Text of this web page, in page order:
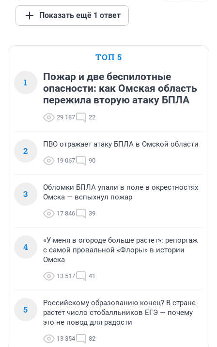
Показать ещё 1 ответ
ТОП 5
1
Пожар и две беспилотные
опасности: как Омская область
пережила вторую атаку БПЛА
29 187 22
2
ПВО отражает атаку БПЛА в Омской области
19 067 90
3
Обломки БПЛА упали в поле в окрестностях
Омска — вспыхнул пожар
17 846 39
4
«У меня в огороде больше растет»: репортаж
с самой провальной «Флоры» в истории
Омска
13 517 41
5
Российскому образованию конец? В стране
растет число стобалльников ЕГЭ — почему
это не повод для радости
13 354 82